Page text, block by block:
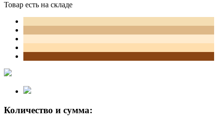
Товар есть на складе
Количество и сумма: